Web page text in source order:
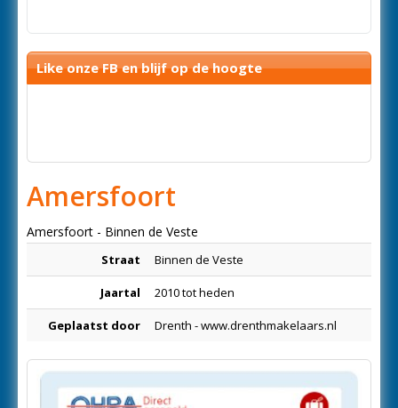
Like onze FB en blijf op de hoogte
Amersfoort
Amersfoort - Binnen de Veste
Straat Binnen de Veste
Jaartal 2010 tot heden
Geplaatst door Drenth - www.drenthmakelaars.nl